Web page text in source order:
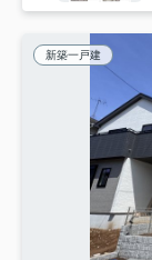
新築一戸建